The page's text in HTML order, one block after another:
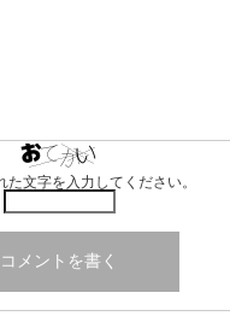
た文字を入力してください。